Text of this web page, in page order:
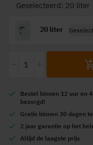
Geselecteerd: 20 liter
20 liter
Bestel binnen 12 uur en
bezorgd!
Gratis binnen 30 dagen
2 jaar garantie op het
Altijd de laagste prijs
afbeeldingen-